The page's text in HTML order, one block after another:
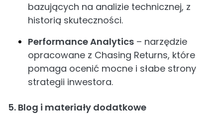
bazujących na analizie technicznej, z
historią skuteczności.
Performance Analytics – narzędzie
opracowane z Chasing Returns, które
pomaga ocenić mocne i słabe strony
strategii inwestora.
5. Blog i materiały dodatkowe